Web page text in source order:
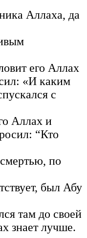
Аллаха, да
его Аллах
«И каким
с
Аллах и
“Кто
по
был Абу
там до своей
знает лучше.